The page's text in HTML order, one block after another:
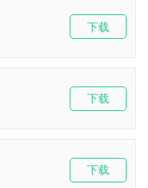
下载
下载
下载